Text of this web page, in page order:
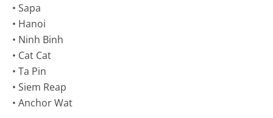
• Sapa
• Hanoi
• Ninh Binh
• Cat Cat
• Ta Pin
• Siem Reap
• Anchor Wat